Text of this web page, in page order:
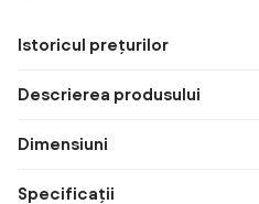
Istoricul prețurilor
Descrierea produsului
Dimensiuni
Specificații